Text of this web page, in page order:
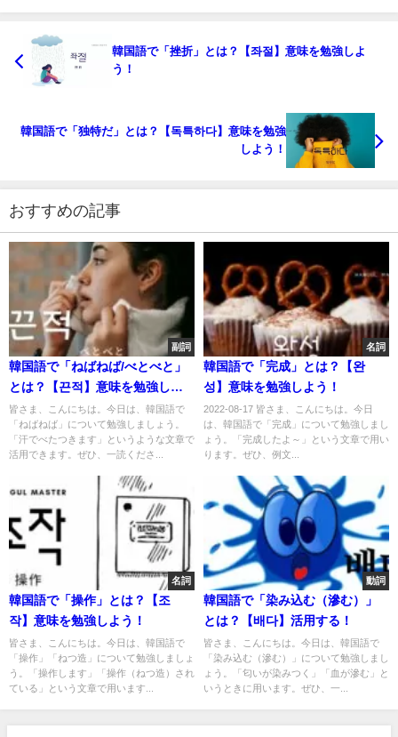
韓国語で「挫折」とは？【좌절】意味を勉強しよ
う！
韓国語で「独特だ」とは？【독특하다】意味を勉強
しよう！
おすすめの記事
副詞
韓国語で「ねばねば/べとべと」
とは？【끈적】意味を勉強しよ
う！
皆さま、こんにちは。今日は、韓国語で
「ねばねば」について勉強しましょう。
「汗でべたつきます」というような文章で
活用できます。ぜひ、一読くださ...
名詞
韓国語で「完成」とは？【완
성】意味を勉強しよう！
2022-08-17 皆さま、こんにちは。今日
は、韓国語で「完成」について勉強しまし
ょう。「完成したよ～」という文章で用い
ります。ぜひ、例文...
名詞
韓国語で「操作」とは？【조
작】意味を勉強しよう！
皆さま、こんにちは。今日は、韓国語で
「操作」「ねつ造」について勉強しましょ
う。「操作します」「操作（ねつ造）され
ている」という文章で用います...
動詞
韓国語で「染み込む（滲む）」
とは？【배다】活用する！
皆さま、こんにちは。今日は、韓国語で
「染み込む（滲む）」について勉強しまし
ょう。「匂いが染みつく」「血が滲む」と
いうときに用います。ぜひ、一...